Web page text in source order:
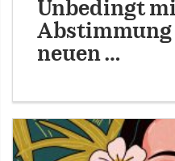
Unbedingt
Abstimmung
neuen …